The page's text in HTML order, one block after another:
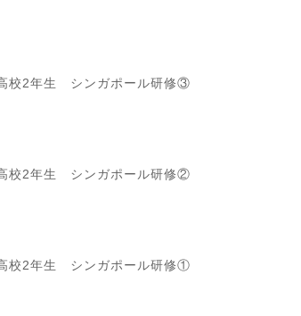
校2年生 シンガポール研修③
校2年生 シンガポール研修②
校2年生 シンガポール研修①